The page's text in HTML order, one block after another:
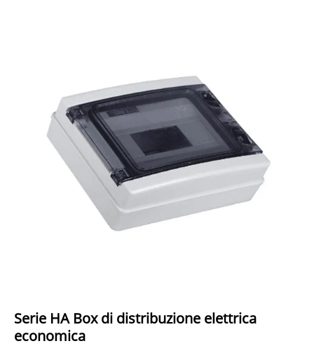
Serie HA Box di distribuzione elettrica
economica